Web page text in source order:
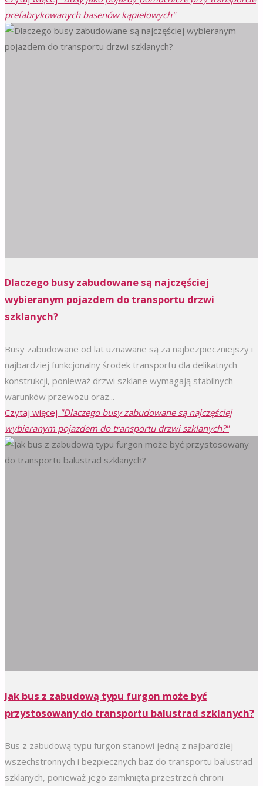
prefabrykowanych basenów kąpielowych"
Dlaczego busy zabudowane są najczęściej
wybieranym pojazdem do transportu drzwi
szklanych?
Busy zabudowane od lat uznawane są za najbezpieczniejszy i
najbardziej funkcjonalny środek transportu dla delikatnych
konstrukcji, ponieważ drzwi szklane wymagają stabilnych
warunków przewozu oraz...
Czytaj więcej "Dlaczego busy zabudowane są najczęściej
wybieranym pojazdem do transportu drzwi szklanych?"
Jak bus z zabudową typu furgon może być
przystosowany do transportu balustrad szklanych?
Bus z zabudową typu furgon stanowi jedną z najbardziej
wszechstronnych i bezpiecznych baz do transportu balustrad
szklanych, ponieważ jego zamknięta przestrzeń chroni